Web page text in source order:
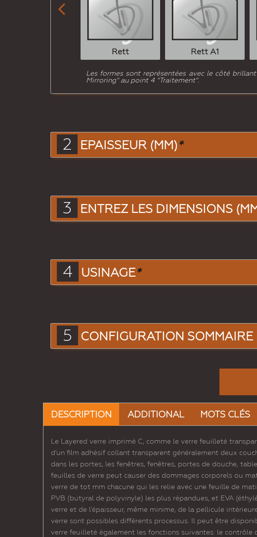
Rett Rett A1

Les formes sont représentées avec le côté
Mirroring" au point 4 "Traitement".
2 EPAISSEUR (MM)*
3 ENTREZ LES DIMENSIONS
4 USINAGE*
5 CONFIGURATION SOMMAIRE
DESCRIPTION ADDITIONAL MOTS CLÉS
Le Layered verre imprimé C, comme le verre feuilleté
d'un film adhésif collant transparent généralement deux
dans les portes, les fenêtres, fenêtres, portes de douche,
feuilles de verre peut causer des dommages corporels ou
verre de tot mm chacune qui les relie avec une feuille de
PVB (butyral de polyvinyle) les plus répandues, et EVA
verre et de l'épaisseur, même minime, de la pellicule
verre sont possibles différents processus. Il peut être
verre feuilleté également les fonctions suivantes: le